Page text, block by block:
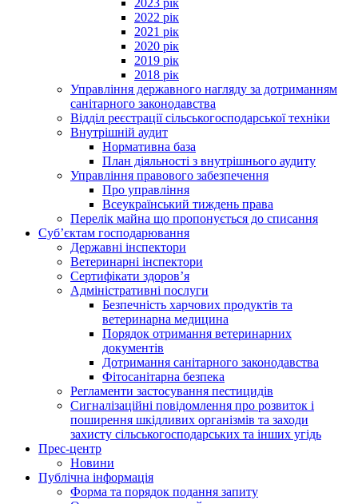
2023 рік
2022 рік
2021 рік
2020 рік
2019 рік
2018 рік
Управління державного нагляду за дотриманням
санітарного законодавства
Відділ реєстрації сільськогосподарської техніки
Внутрішній аудит
Нормативна база
План діяльності з внутрішнього аудиту
Управління правового забезпечення
Про управління
Всеукраїнський тиждень права
Перелік майна що пропонується до списання
Суб’єктам господарювання
Державні інспектори
Ветеринарні інспектори
Сертифікати здоров’я
Адміністративні послуги
Безпечність харчових продуктів та
ветеринарна медицина
Порядок отримання ветеринарних
документів
Дотримання санітарного законодавства
Фітосанітарна безпека
Регламенти застосування пестицидів
Сигналізаційні повідомлення про розвиток і
поширення шкідливих організмів та заходи
захисту сільськогосподарських та інших угідь
Прес-центр
Новини
Публічна інформація
Форма та порядок подання запиту